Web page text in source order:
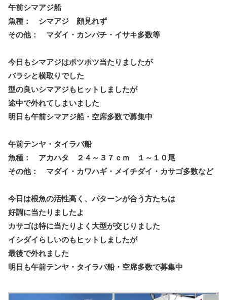
午前シマアジ船
魚種： シマアジ 顔見れず
その他： マダイ・カンパチ・イサキ多数等
今日もシマアジはポツポツ当たりましたが
バラシと横取りでした
型の良いシマアジもヒットしましたが
途中で外れてしまいました
明日も午前シマアジ船・空席多数で募集中
午前テンヤ・タイラバ船
魚種： アカハタ ２４～３７ｃｍ １～１０尾
その他： マダイ・カワハギ・メイチダイ・カサゴ多数など
今日は根魚の活性高く、パターンが合う方たちは
好調に当たりましたよ
カサゴは特に当たりよく大型が交じりました
イシダイらしいのもヒットしましたが
最後で外れました
明日も午前テンヤ・タイラバ船・空席多数で募集中